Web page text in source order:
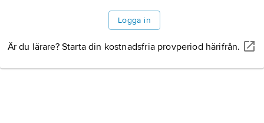
mot de ständigt hotande kaosmakterna i
Litteraturanvisning
Logga in
Är du lärare? Starta din kostnadsfria provperiod härifrån.